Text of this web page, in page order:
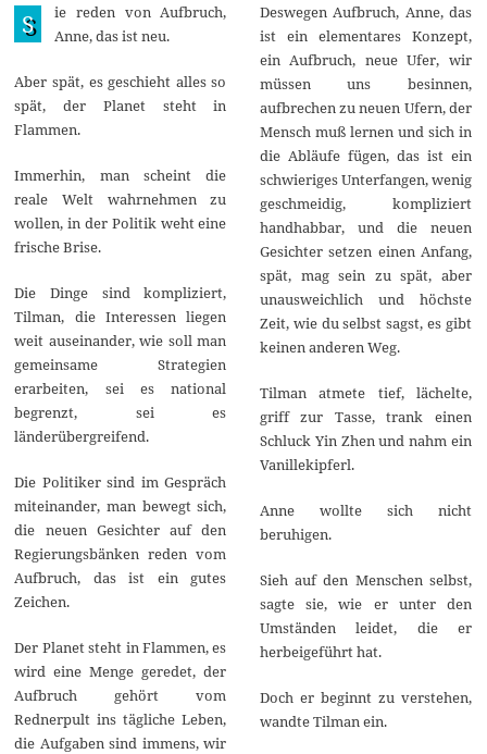
e
e
m
b
e
r
2
2
1
S
ie reden von Aufbruch,
Anne, das ist neu.
Aber spät, es geschieht alles so
spät, der Planet steht in
Flammen.
Immerhin, man scheint die
reale Welt wahrnehmen zu
wollen, in der Politik weht eine
frische Brise.
Die Dinge sind kompliziert,
Tilman, die Interessen liegen
weit auseinander, wie soll man
gemeinsame Strategien
erarbeiten, sei es national
begrenzt, sei es
länderübergreifend.
Die Politiker sind im Gespräch
miteinander, man bewegt sich,
die neuen Gesichter auf den
Regierungsbänken reden vom
Aufbruch, das ist ein gutes
Zeichen.
Der Planet steht in Flammen, es
wird eine Menge geredet, der
Aufbruch gehört vom
Rednerpult ins tägliche Leben,
die Aufgaben sind immens, wir
Deswegen Aufbruch, Anne, das
ist ein elementares Konzept,
ein Aufbruch, neue Ufer, wir
müssen uns besinnen,
aufbrechen zu neuen Ufern, der
Mensch muß lernen und sich in
die Abläufe fügen, das ist ein
schwieriges Unterfangen, wenig
geschmeidig, kompliziert
handhabbar, und die neuen
Gesichter setzen einen Anfang,
spät, mag sein zu spät, aber
unausweichlich und höchste
Zeit, wie du selbst sagst, es gibt
keinen anderen Weg.
Tilman atmete tief, lächelte,
griff zur Tasse, trank einen
Schluck Yin Zhen und nahm ein
Vanillekipferl.
Anne wollte sich nicht
beruhigen.
Sieh auf den Menschen selbst,
sagte sie, wie er unter den
Umständen leidet, die er
herbeigeführt hat.
Doch er beginnt zu verstehen,
wandte Tilman ein.